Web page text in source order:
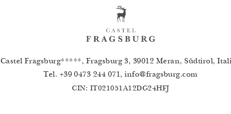
Castel Fragsburg*****, Fragsburg 3, 39012 Meran, Südtirol,
Tel. +39 0473 244 071,info@fragsburg.com
CIN: IT021051A12DG24HFJ